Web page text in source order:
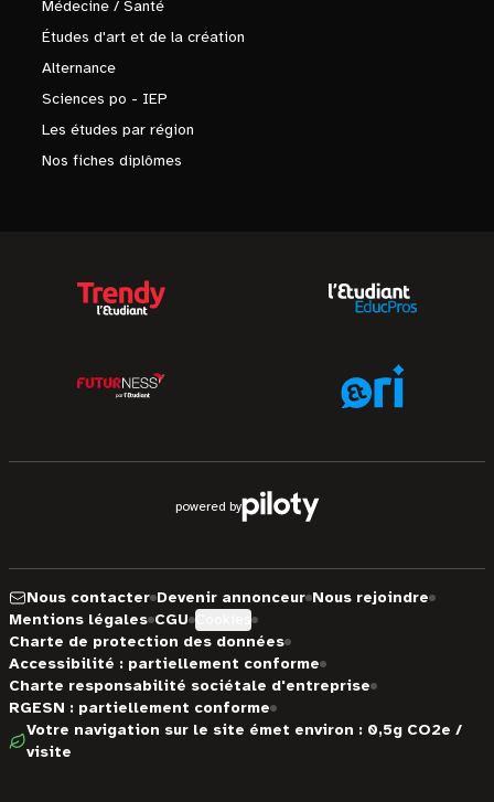
Médecine / Santé
Études d'art et de la création
Alternance
Sciences po - IEP
Les études par région
Nos fiches diplômes
powered by
Nous contacter Devenir annonceur Nous rejoindre
Mentions légales CGU
Charte de protection des données
Accessibilité : partiellement conforme
Charte responsabilité sociétale d'entreprise
RGESN : partiellement conforme
Votre navigation sur le site émet environ : 0,5g CO2e /
visite